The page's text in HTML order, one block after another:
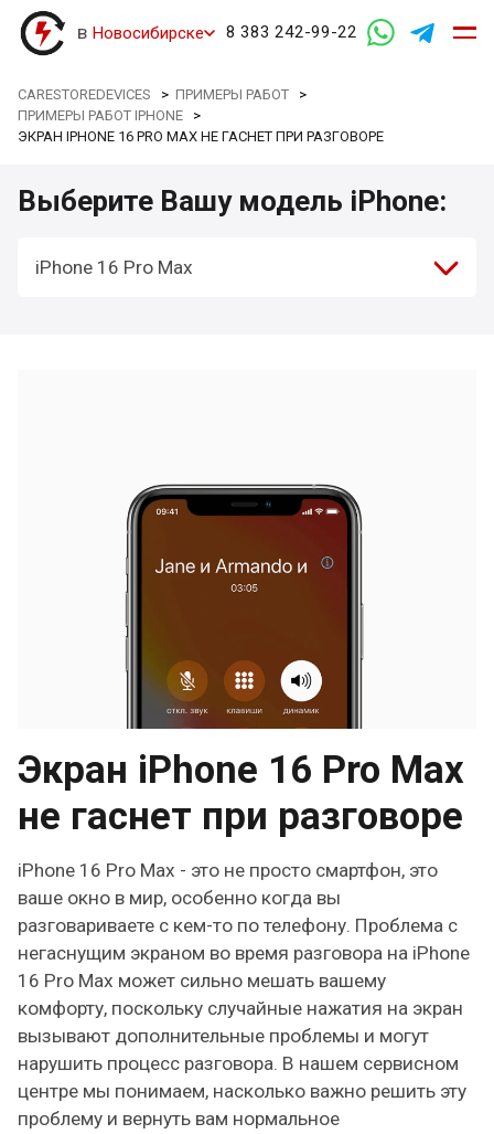
в Новосибирске 8 383 242-99-22
CARESTOREDEVICES >ПРИМЕРЫ РАБОТ >
ПРИМЕРЫ РАБОТ IPHONE >
ЭКРАН IPHONE 16 PRO MAX НЕ ГАСНЕТ ПРИ РАЗГОВОРЕ
Выберите Вашу модель iPhone:
iPhone 16 Pro Max
Экран iPhone 16 Pro Max
не гаснет при разговоре
iPhone 16 Pro Max - это не просто смартфон, это
ваше окно в мир, особенно когда вы
разговариваете с кем-то по телефону. Проблема с
негаснущим экраном во время разговора на iPhone
16 Pro Max может сильно мешать вашему
комфорту, поскольку случайные нажатия на экран
вызывают дополнительные проблемы и могут
нарушить процесс разговора. В нашем сервисном
центре мы понимаем, насколько важно решить эту
проблему и вернуть вам нормальное